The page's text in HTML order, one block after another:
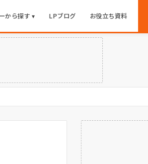
から探す ▾ LPブログ お役立ち資料